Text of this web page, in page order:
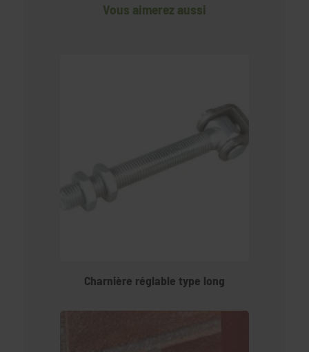
Vous aimerez aussi
Charnière réglable type long